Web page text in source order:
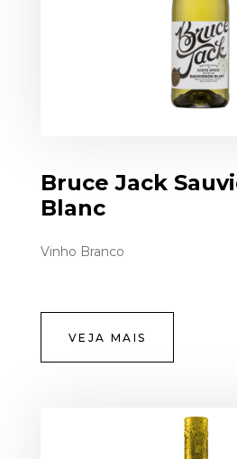
Bruce Jack
Blanc
Vinho Branco
VEJA MAIS